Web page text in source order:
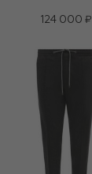
124 000 ₽